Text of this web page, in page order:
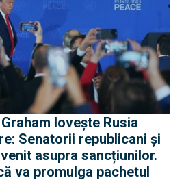
lovește Rusia
Senatorii republicani și
asupra sancțiunilor.
va promulga pachetul